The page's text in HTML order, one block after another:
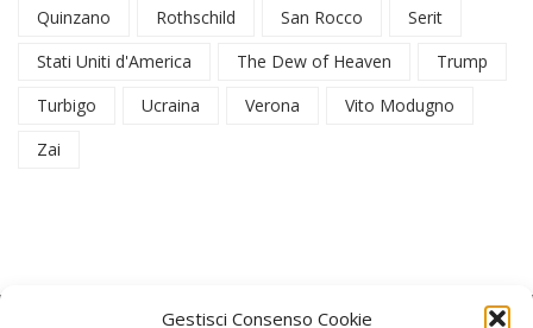
Gestisci Consenso Cookie
Quinzano
Rothschild San Rocco
Serit
Stati Uniti d'America
The Dew of Heaven
Trump
Turbigo
Ucraina Verona
Vito Modugno
Zai